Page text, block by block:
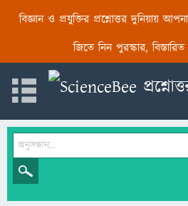
বিজ্ঞান ও প্রযুক্তির প্রশ্নোত্তর দুনিয়ায়
জিতে নিন পুরস্কার, বিস্তারিত